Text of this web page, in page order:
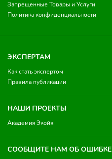
Запрещенные Товары и Услуги
Политика конфиденциальности
ЭКСПЕРТАМ
Как стать экспертом
Правила публикации
НАШИ ПРОЕКТЫ
Академия Экойя
СООБЩИТЕ НАМ ОБ ОШИБКЕ